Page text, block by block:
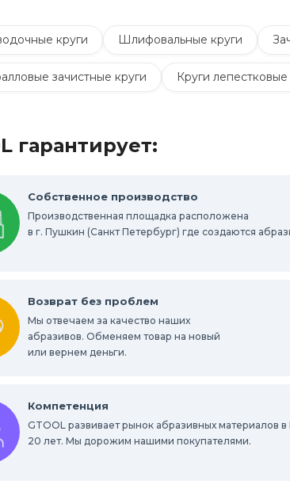
круги Шлифовальные круги
зачистные круги Круги
валики Фибровые круги
шлифовальные головки
с креплением Roloc™ Шлифовальные
абразивные губки, бруски
звезды Конволютные круги
гарантирует:
Собственное производство
Производственная площадка расположена
в г. Пушкин (Санкт Петербург) где создаются
Возврат без проблем
Мы отвечаем за качество наших
абразивов. Обменяем товар на новый
или вернем деньги.
Компетенция
GTOOL развивает рынок абразивных материалов
20 лет. Мы дорожим нашими покупателями.